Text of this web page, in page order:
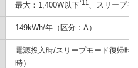
最大：1,400W以下*11 、スリープモ
149kWh/年（区分：A）
電源投入時/スリープモード復帰時
時）